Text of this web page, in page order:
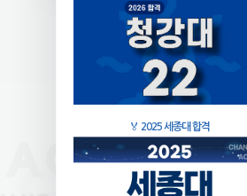
🏅 2025 세종대 합격